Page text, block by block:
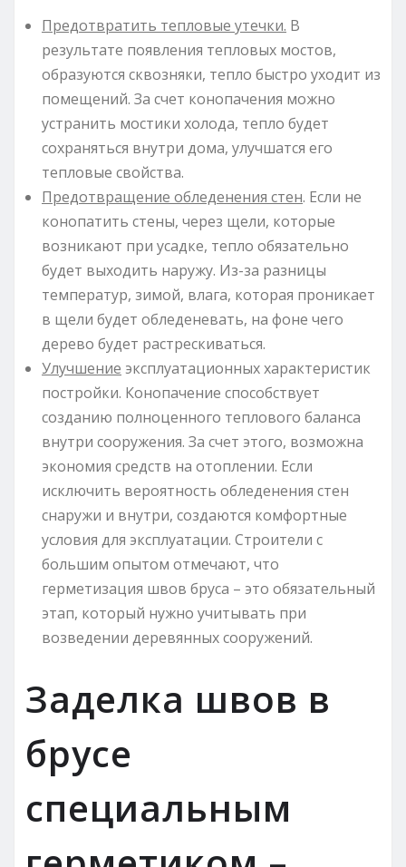
Предотвратить тепловые утечки. В
результате появления тепловых мостов,
образуются сквозняки, тепло быстро уходит из
помещений. За счет конопачения можно
устранить мостики холода, тепло будет
сохраняться внутри дома, улучшатся его
тепловые свойства.
Предотвращение обледенения стен. Если не
конопатить стены, через щели, которые
возникают при усадке, тепло обязательно
будет выходить наружу. Из-за разницы
температур, зимой, влага, которая проникает
в щели будет обледеневать, на фоне чего
дерево будет растрескиваться.
Улучшение эксплуатационных характеристик
постройки. Конопачение способствует
созданию полноценного теплового баланса
внутри сооружения. За счет этого, возможна
экономия средств на отоплении. Если
исключить вероятность обледенения стен
снаружи и внутри, создаются комфортные
условия для эксплуатации. Строители с
большим опытом отмечают, что
герметизация швов бруса – это обязательный
этап, который нужно учитывать при
возведении деревянных сооружений.
Заделка швов в
брусе
специальным